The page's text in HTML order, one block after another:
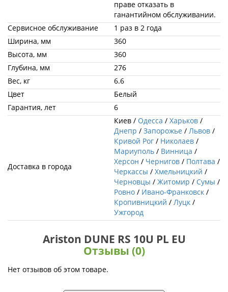
праве отказать в
ганантийном обслуживании.
Сервисное обслуживание
1 раз в 2 года
Ширина, мм
360
Высота, мм
360
Глубина, мм
276
Вес, кг
6.6
Цвет
Белый
Гарантия, лет
6
Доставка в города
Киев / Одесса / Харьков /
Днепр / Запорожье / Львов /
Кривой Рог / Николаев /
Мариуполь / Винница /
Херсон / Чернигов / Полтава /
Черкассы / Хмельницкий /
Черновцы / Житомир / Сумы /
Ровно / Ивано-Франковск /
Кропивницкий / Луцк /
Ужгород
Ariston DUNE RS 10U PL EU
Отзывы (0)
Нет отзывов об этом товаре.